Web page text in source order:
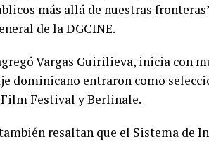
más allá de nuestras
de la DGCINE.
Vargas Guirilieva, inicia con
dominicano entraron como
Festival y Berlinale.
resaltan que el Sistema de